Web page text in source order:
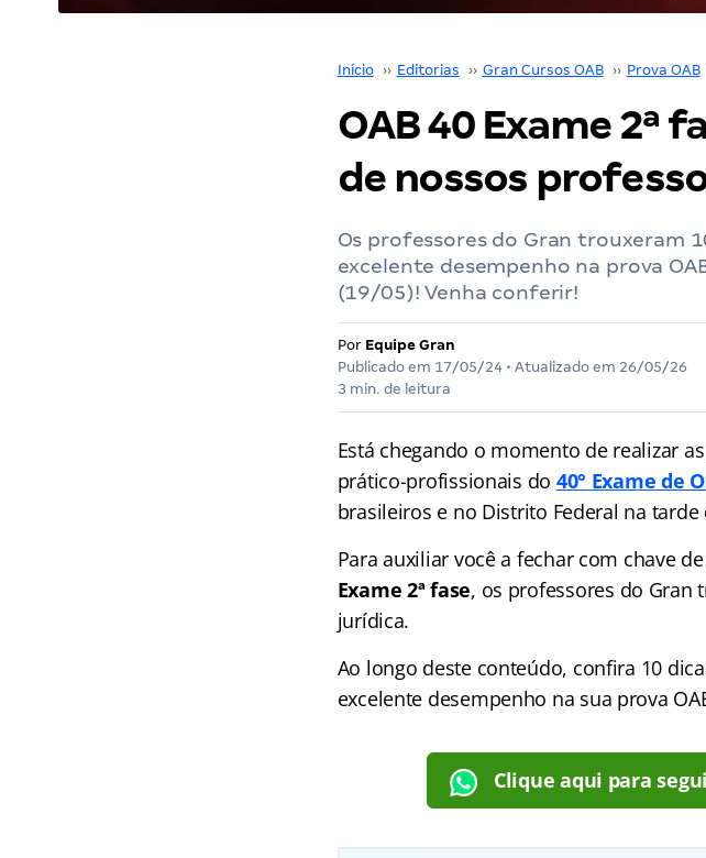
Início ›› Editorias ›› Gran Cursos OAB ›› Prova OAB
OAB 40 Exame 2ª
de nossos
Os professores do Gran trouxeram
excelente desempenho na prova
(19/05)! Venha conferir!
Por Equipe Gran
Publicado em 17/05/24• Atualizado em 26/05/26
3 min. de leitura
Está chegando o momento de realizar
prático-profissionais do 40° Exame de
brasileiros e no Distrito Federal na
Para auxiliar você a fechar com chave
Exame 2ª fase, os professores do Gran
jurídica.
Ao longo deste conteúdo, confira 10
excelente desempenho na sua prova
Clique aqui para